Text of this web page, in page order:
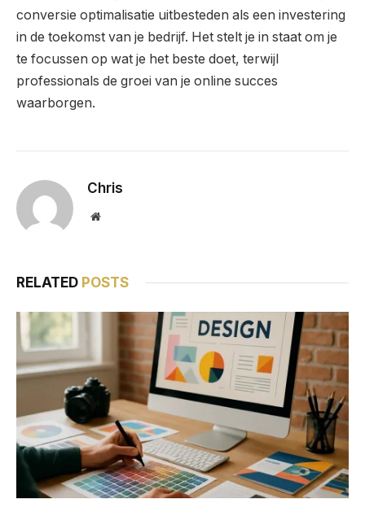
conversie optimalisatie uitbesteden als een investering
in de toekomst van je bedrijf. Het stelt je in staat om je
te focussen op wat je het beste doet, terwijl
professionals de groei van je online succes
waarborgen.
Chris
Website
RELATED POSTS